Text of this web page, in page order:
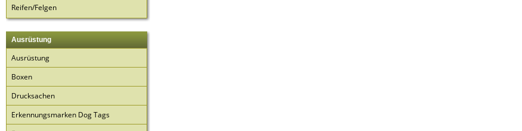
Reifen/Felgen
Ausrüstung
Ausrüstung
Boxen
Drucksachen
Erkennungsmarken Dog Tags